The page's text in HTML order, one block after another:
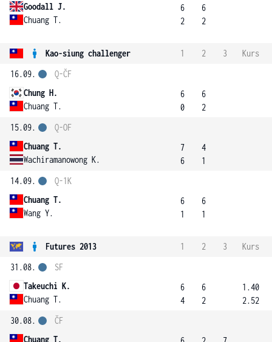
Goodall J.
Chuang T.
6
2
6
2
Kao-siung challenger 1 2 3
Kurs
16.09.
Chung H.
Chuang T.
Q-ČF
6
0
6
2
15.09.
Chuang T.
Wachiramanowong K.
Q-OF
7
6
4
1
14.09.
Chuang T.
Wang Y.
Q-1K
6
1
6
1
Futures 2013 1 2 3
Kurs
31.08.
Takeuchi K.
Chuang T.
SF
6
4
6
2
1.40
2.52
30.08.
Chuang T.
ČF